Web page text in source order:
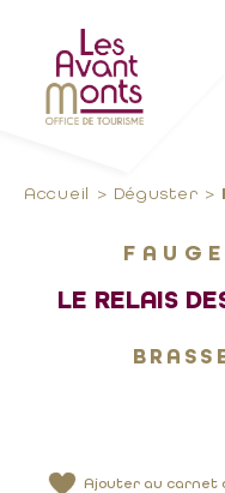
Accueil Déguster
LE RELAIS
Ajouter au carnet